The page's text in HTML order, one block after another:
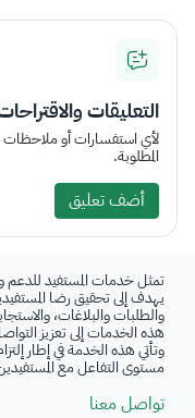
التعليقات
لأي استفسارات أو ملاحظات
المطلوبة.
أضف تعليق
تمثل خدمات المستفيد للدعم
يهدف إلى تحقيق رضا
والطلبات والبلاغات،
هذه الخدمات إلى تعزيز
وتأتي هذه الخدمة في إطار
مستوى التفاعل مع
تواصل معنا